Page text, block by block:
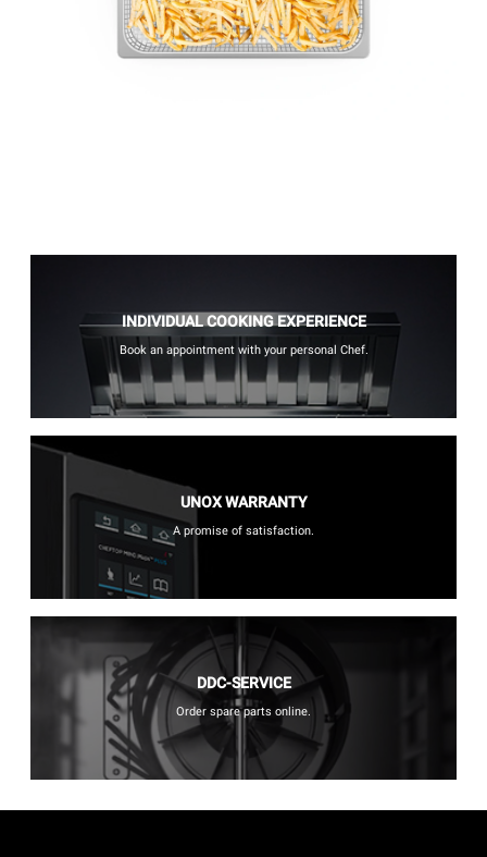
INDIVIDUAL COOKING EXPERIENCE
Book an appointment with your personal Chef.
UNOX WARRANTY
A promise of satisfaction.
DDC-SERVICE
Order spare parts online.